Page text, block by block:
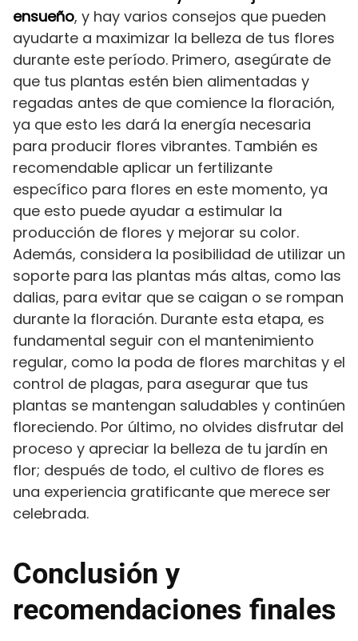
ensueño, y hay varios consejos que pueden
ayudarte a maximizar la belleza de tus flores
durante este período. Primero, asegúrate de
que tus plantas estén bien alimentadas y
regadas antes de que comience la floración,
ya que esto les dará la energía necesaria
para producir flores vibrantes. También es
recomendable aplicar un fertilizante
específico para flores en este momento, ya
que esto puede ayudar a estimular la
producción de flores y mejorar su color.
Además, considera la posibilidad de utilizar un
soporte para las plantas más altas, como las
dalias, para evitar que se caigan o se rompan
durante la floración. Durante esta etapa, es
fundamental seguir con el mantenimiento
regular, como la poda de flores marchitas y el
control de plagas, para asegurar que tus
plantas se mantengan saludables y continúen
floreciendo. Por último, no olvides disfrutar del
proceso y apreciar la belleza de tu jardín en
flor; después de todo, el cultivo de flores es
una experiencia gratificante que merece ser
celebrada.
Conclusión y
recomendaciones finales